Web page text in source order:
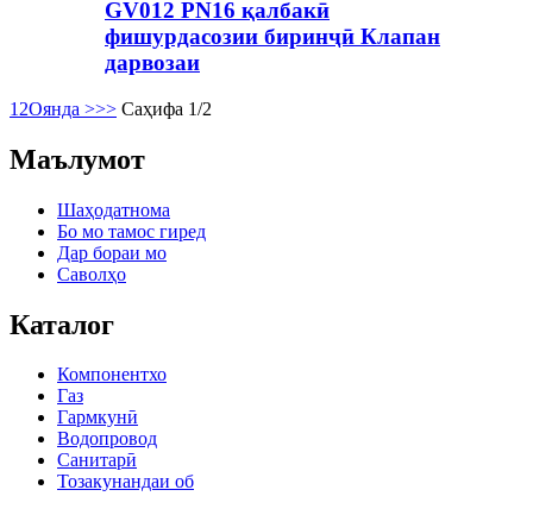
GV012 PN16 қалбакӣ
фишурдасозии биринҷӣ Клапан
дарвозаи
1 2Оянда >>> Саҳифа 1/2
Маълумот
Шаҳодатнома
Бо мо тамос гиред
Дар бораи мо
Саволҳо
Каталог
Компонентхо
Газ
Гармкунӣ
Водопровод
Санитарӣ
Тозакунандаи об